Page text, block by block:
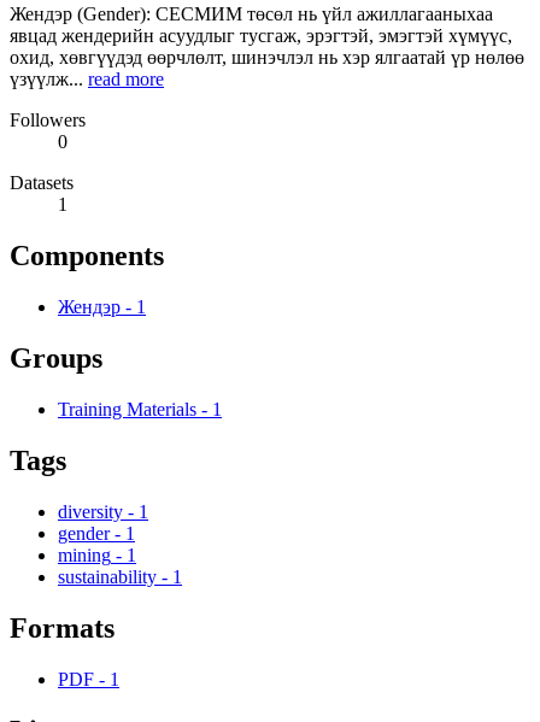
Жендэр (Gender): СЕСМИМ төсөл нь үйл ажиллагааныхаа
явцад жендерийн асуудлыг тусгаж, эрэгтэй, эмэгтэй хүмүүс,
охид, хөвгүүдэд өөрчлөлт, шинэчлэл нь хэр ялгаатай үр нөлөө
үзүүлж... read more
Followers
0
Datasets
1
Components
Жендэр - 1
Groups
Training Materials - 1
Tags
diversity - 1
gender - 1
mining - 1
sustainability - 1
Formats
PDF - 1